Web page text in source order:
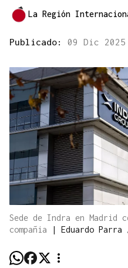
La Región
Publicado: 09 Dic
Sede de Indra en Madrid
compañia
| Eduardo Parra